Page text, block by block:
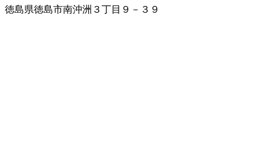
徳島県徳島市南沖洲３丁目９－３９